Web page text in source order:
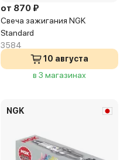
от 870 ₽
Свеча зажигания NGK
Standard
3584
10 августа
в 3 магазинах
NGK